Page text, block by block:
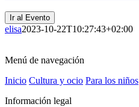
Ir al Evento
elisa2023-10-22T10:27:43+02:00
Menú de navegación
Inicio Cultura y ocio Para los niños
Información legal